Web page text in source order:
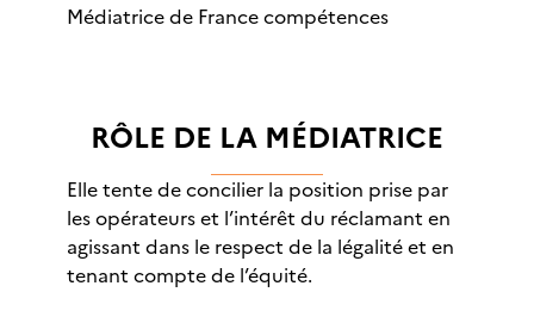
Médiatrice de France compétences
RÔLE DE LA MÉDIATRICE
Elle tente de concilier la position prise par
les opérateurs et l’intérêt du réclamant en
agissant dans le respect de la légalité et en
tenant compte de l’équité.